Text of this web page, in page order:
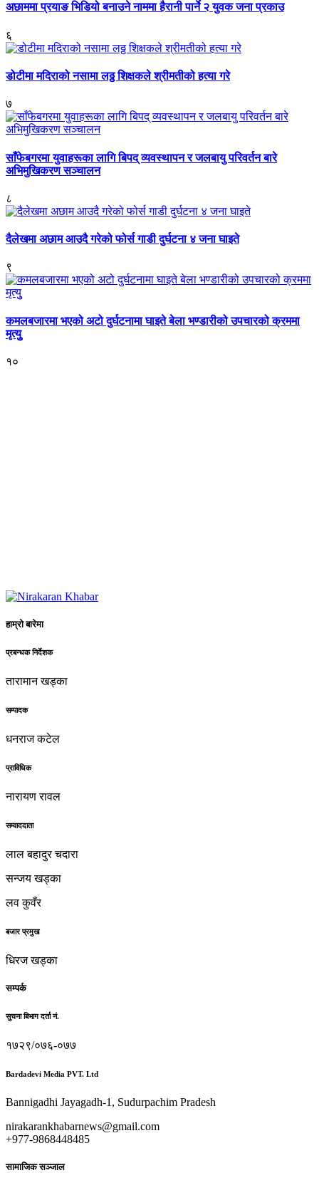
अछाममा प्रयाङ भिडियो बनाउने नाममा हैरानी पार्ने २ युवक जना प्रकाउ
६
डोटीमा मदिराको नसामा लठ्ठ शिक्षकले श्रीमतीको हत्या गरे
७
साँफेबगरमा युवाहरूका लागि बिपद् व्यवस्थापन र जलबायु परिवर्तन बारे
अभिमुखिकरण सञ्चालन
८
दैलेखमा अछाम आउदै गरेको फोर्स गाडी दुर्घटना ४ जना घाइते
९
कमलबजारमा भएको अटो दुर्घटनामा घाइते बेला भण्डारीको उपचारको क्रममा
मृत्युु
१०
हाम्रो बारेमा
प्रबन्धक निर्देशक
तारामान खड्का
सम्पादक
धनराज कटेल
प्राविधिक
नारायण रावल
सम्वाददाता
लाल बहादुर चदारा
सन्जय खड्का
लव कुवँर
बजार प्रमुख
धिरज खड्का
सम्पर्क
सुचना बिभाग दर्ता नं.
१७२९/०७६-०७७
Bardadevi Media PVT. Ltd
Bannigadhi Jayagadh-1, Sudurpachim Pradesh
nirakarankhabarnews@gmail.com
+977-9868448485
सामाजिक सञ्जाल